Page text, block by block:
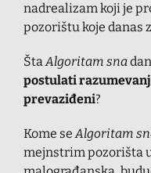
nadrealizam koji je
pozorištu koje danas
ŠtaAlgoritam sna
postulati
prevaziđeni?
Kome seAlgoritam
mejnstrim pozorišta